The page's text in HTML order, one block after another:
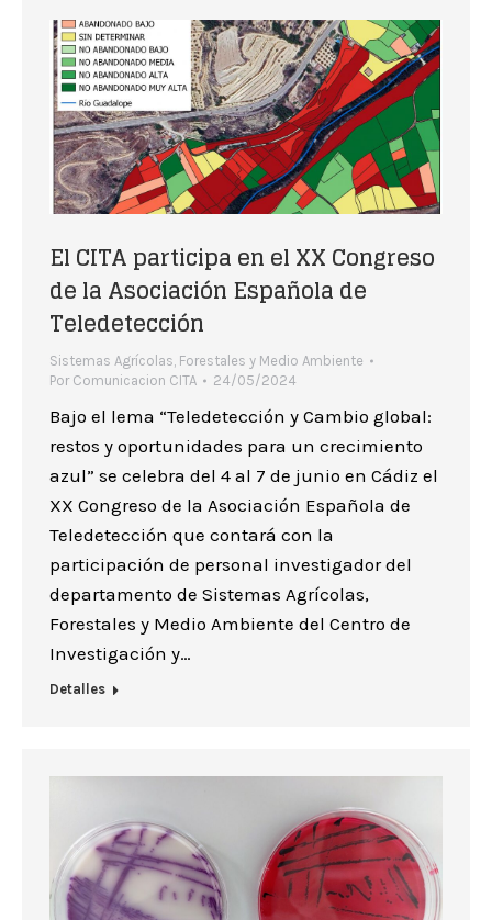
El CITA participa en el XX Congreso
de la Asociación Española de
Teledetección
Sistemas Agrícolas, Forestales y Medio Ambiente
Por Comunicacion CITA 24/05/2024
Bajo el lema “Teledetección y Cambio global:
restos y oportunidades para un crecimiento
azul” se celebra del 4 al 7 de junio en Cádiz el
XX Congreso de la Asociación Española de
Teledetección que contará con la
participación de personal investigador del
departamento de Sistemas Agrícolas,
Forestales y Medio Ambiente del Centro de
Investigación y…
Detalles